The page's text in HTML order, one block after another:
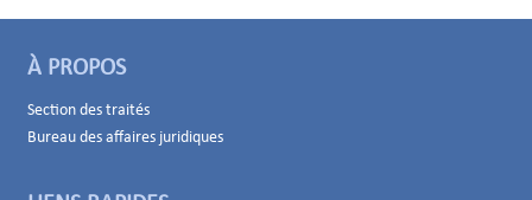
À PROPOS
Section des traités
Bureau des affaires juridiques